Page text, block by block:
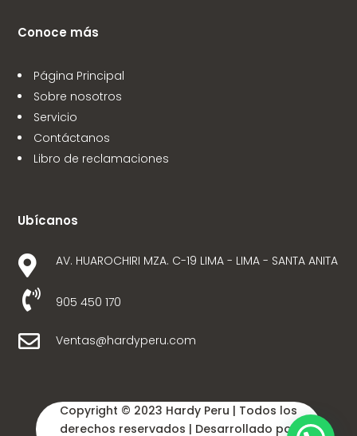
Conoce más
Página Principal
Sobre nosotros
Servicio
Contáctanos
Libro de reclamaciones
Ubícanos
 AV. HUAROCHIRI MZA. C-19 LIMA - LIMA - SANTA ANITA
 905 450 170
 Ventas@hardyperu.com
Copyright © 2023 Hardy Peru | Todos los
derechos reservados | Desarrollado por